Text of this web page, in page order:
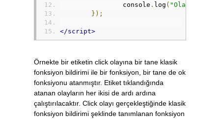
		console
. log ( "Olaya
});
</script>
Örnekte bir etiketin click olayına bir tane klasik
fonksiyon bildirimi ile bir fonksiyon, bir tane de ok
fonksiyonu atanmıştır. Etiket tıklandığında
atanan olayların her ikisi de ardı ardına
çalıştırılacaktır. Click olayı gerçekleştiğinde klasik
fonksiyon bildirimi şeklinde tanımlanan fonksiyon